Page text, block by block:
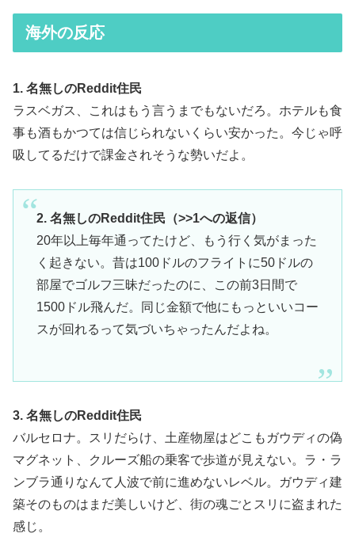
海外の反応
1. 名無しのReddit住民
ラスベガス、これはもう言うまでもないだろ。ホテルも食
事も酒もかつては信じられないくらい安かった。今じゃ呼
吸してるだけで課金されそうな勢いだよ。
2. 名無しのReddit住民（>>1への返信）
20年以上毎年通ってたけど、もう行く気がまった
く起きない。昔は100ドルのフライトに50ドルの
部屋でゴルフ三昧だったのに、この前3日間で
1500ドル飛んだ。同じ金額で他にもっといいコー
スが回れるって気づいちゃったんだよね。
3. 名無しのReddit住民
バルセロナ。スリだらけ、土産物屋はどこもガウディの偽
マグネット、クルーズ船の乗客で歩道が見えない。ラ・ラ
ンブラ通りなんて人波で前に進めないレベル。ガウディ建
築そのものはまだ美しいけど、街の魂ごとスリに盗まれた
感じ。